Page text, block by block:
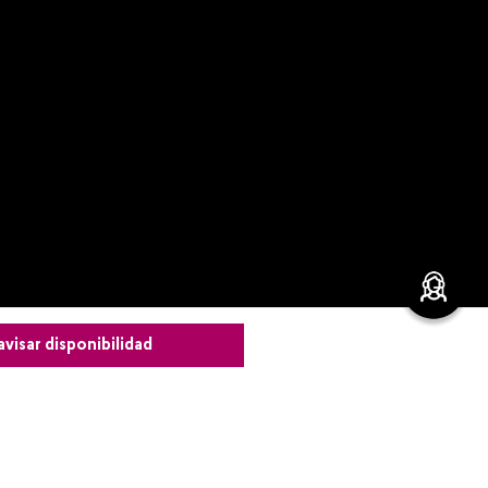
disponibilidad